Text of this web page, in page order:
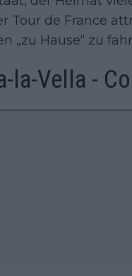
Tour de France
„zu Hause“ zu
la-Vella -